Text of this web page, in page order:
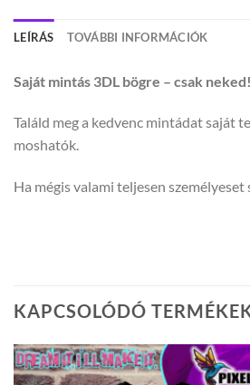
LEÍRÁS TOVÁBBI INFORMÁCIÓK
Saját mintás 3DL bögre – csak neked!
Találd meg a kedvenc mintádat saját
moshatók.
Ha mégis valami teljesen
KAPCSOLÓDÓ